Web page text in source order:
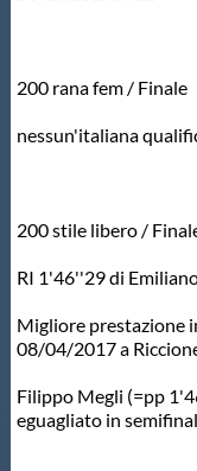
200 rana fem / Finale
nessun'italiana
200 stile libero /
RI 1'46''29 di
Migliore prestazione
08/04/2017 a
Filippo Megli (=pp
eguagliato in